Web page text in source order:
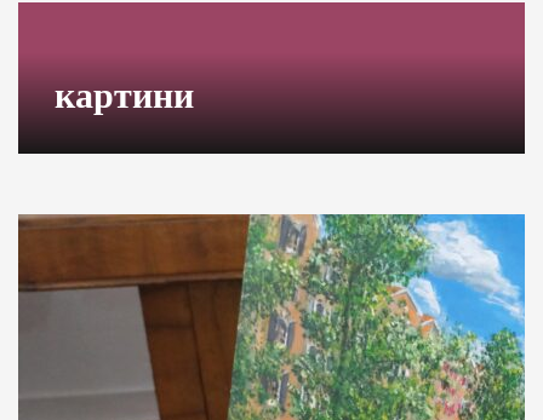
картини